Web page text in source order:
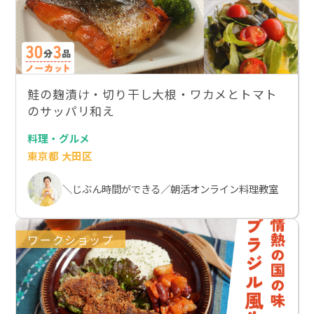
鮭の麹漬け・切り干し大根・ワカメとトマト
のサッパリ和え
料理・グルメ
東京都 大田区
＼じぶん時間ができる／朝活オンライン料理教室
ワークショップ